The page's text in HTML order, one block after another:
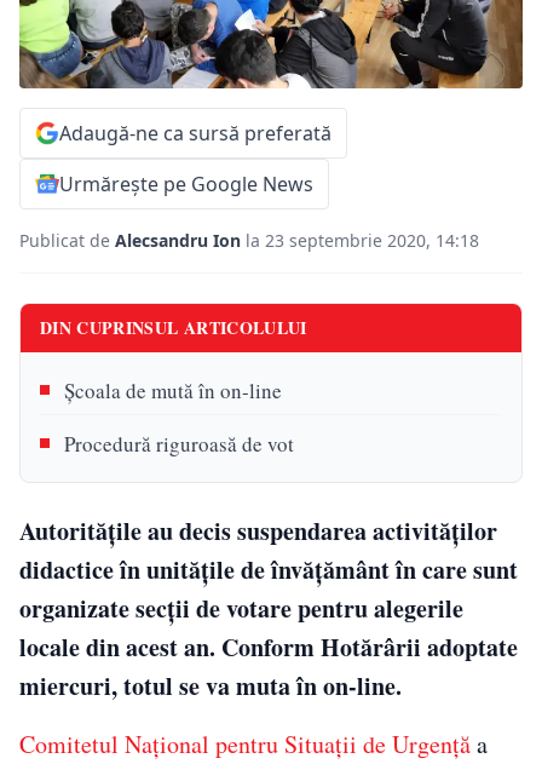
Adaugă-ne ca sursă preferată
Urmărește pe Google News
Publicat de Alecsandru Ion la 23 septembrie 2020, 14:18
DIN CUPRINSUL ARTICOLULUI
Școala de mută în on-line
Procedură riguroasă de vot
Autoritățile au decis suspendarea activităților
didactice în unitățile de învățământ în care sunt
organizate secții de votare pentru alegerile
locale din acest an. Conform Hotărârii adoptate
miercuri, totul se va muta în on-line.
Comitetul Național pentru Situații de Urgențăa